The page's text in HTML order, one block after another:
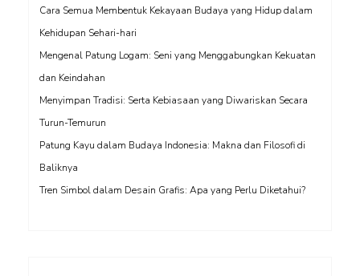
Cara Semua Membentuk Kekayaan Budaya yang Hidup dalam
Kehidupan Sehari-hari
Mengenal Patung Logam: Seni yang Menggabungkan Kekuatan
dan Keindahan
Menyimpan Tradisi: Serta Kebiasaan yang Diwariskan Secara
Turun-Temurun
Patung Kayu dalam Budaya Indonesia: Makna dan Filosofi di
Baliknya
Tren Simbol dalam Desain Grafis: Apa yang Perlu Diketahui?